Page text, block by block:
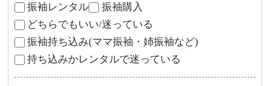
振袖レンタル
振袖購入
どちらでもいい/迷っている
振袖持ち込み(ママ振袖・姉振袖など)
持ち込みかレンタルで迷っている